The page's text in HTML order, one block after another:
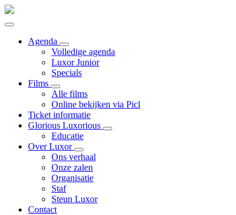
Agenda
Volledige agenda
Luxor Junior
Specials
Films
Alle films
Online bekijken via Picl
Ticket informatie
Glorious Luxorious
Educatie
Over Luxor
Ons verhaal
Onze zalen
Organisatie
Staf
Steun Luxor
Contact